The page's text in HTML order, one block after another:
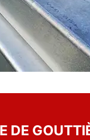
DE